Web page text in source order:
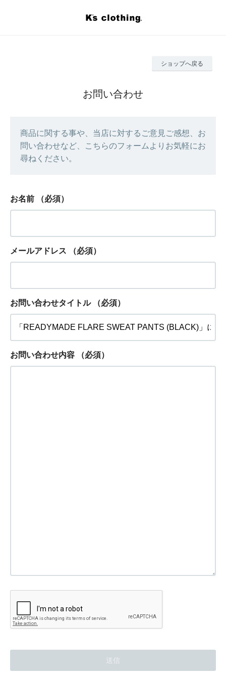
ショップへ戻る
お問い合わせ
商品に関する事や、当店に対するご意見ご感想、お
問い合わせなど、こちらのフォームよりお気軽にお
尋ねください。
お名前 （必須）
メールアドレス （必須）
お問い合わせタイトル （必須）
お問い合わせ内容 （必須）